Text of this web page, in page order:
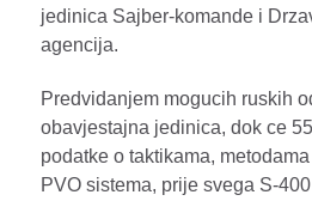
jedinica Sajber-komande i
agencija.
Predvidanjem mogucih ruskih
obavjestajna jedinica, dok ce
podatke o taktikama,
PVO sistema, prije svega S-